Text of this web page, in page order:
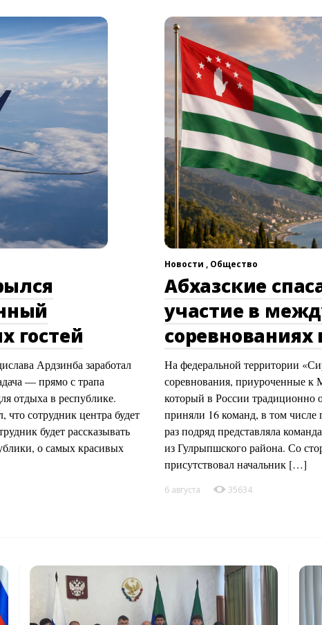
гостей
Ардзинба заработал
— прямо с трапа
отдыха в республике.
сотрудник центра будет
будет рассказывать
о самых красивых
Новости , Общество
Абхазские
участие в
соревнованиях
На федеральной территории
соревнования, приуроченные к
который в России традиционно
приняли 16 команд, в том числе
раз подряд представляла
из Гулрыпшского района. Со
присутствовал начальник […]
6 августа 35634